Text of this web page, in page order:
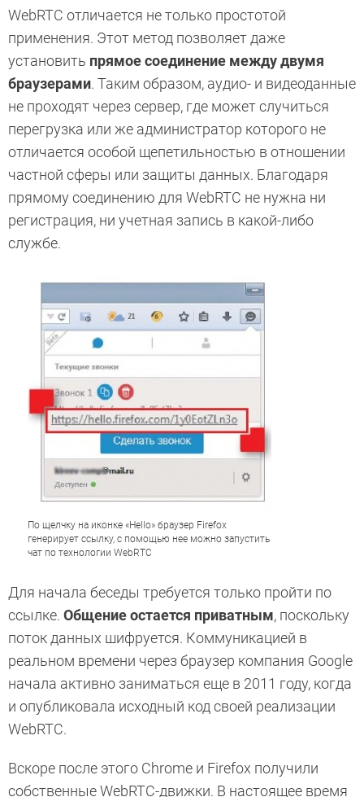
WebRTC отличается не только простотой
применения. Этот метод позволяет даже
установить прямое соединение между двумя
браузерами. Таким образом, аудио- и видеоданные
не проходят через сервер, где может случиться
перегрузка или же администратор которого не
отличается особой щепетильностью в отношении
частной сферы или защиты данных. Благодаря
прямому соединению для WebRTC не нужна ни
регистрация, ни учетная запись в какой-либо
службе.
По щелчку на иконке «Hello» браузер Firefox
генерирует ссылку, с помощью нее можно запустить
чат по технологии WebRTC
Для начала беседы требуется только пройти по
ссылке. Общение остается приватным, поскольку
поток данных шифруется. Коммуникацией в
реальном времени через браузер компания Google
начала активно заниматься еще в 2011 году, когда
и опубликовала исходный код своей реализации
WebRTC.
Вскоре после этого Chrome и Firefox получили
собственные WebRTC-движки. В настоящее время